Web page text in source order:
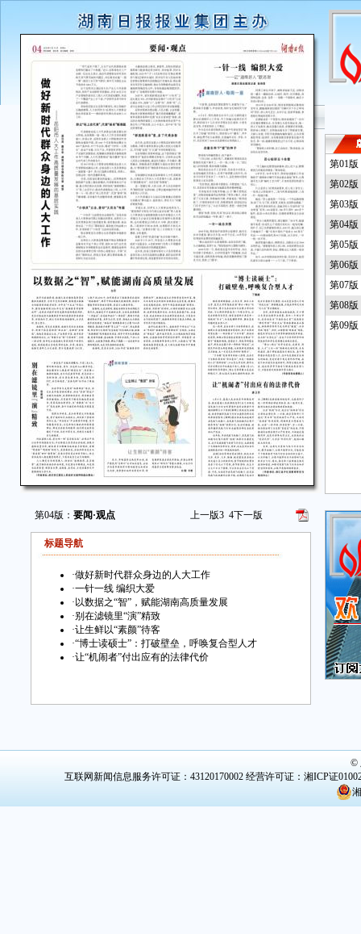
第04版： 要闻·观点 上一版3 4下一版
标题导航
·做好新时代群众身边的人大工作
·一针一线 编织大爱
· 以数据之“智”，赋能湖南高质量发展
·别在滤镜里“演”精致
·让生鲜以“素颜”待客
·“博士读硕士”：打破壁垒，呼唤复合型人才
·让“机闹者”付出应有的法律代价
第01
第02
第03
第04版
第05
第06
第07版
第08版
第09
©
互联网新闻信息服务许可证：43120170002经营许可证：湘ICP证